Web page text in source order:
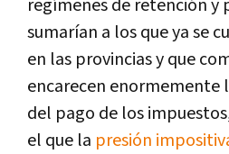
regímenes de retención y
sumarían a los que ya se
en las provincias y que
encarecen enormemente
del pago de los
el que la presión